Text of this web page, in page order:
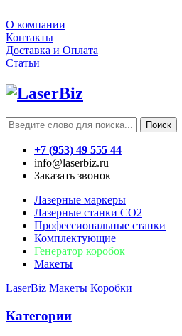
О компании
Контакты
Доставка и Оплата
Статьи
Поиск
+7 (953) 49 555 44
info@laserbiz.ru
Заказать звонок
Лазерные маркеры
Лазерные станки CO2
Профессиональные станки
Комплектующие
Генератор коробок
Макеты
LaserBiz Макеты Коробки
Категории